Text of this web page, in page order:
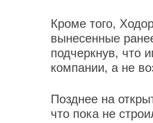
Кроме того,
вынесенные
подчеркнув, что
компании, а не
Позднее на
что пока не